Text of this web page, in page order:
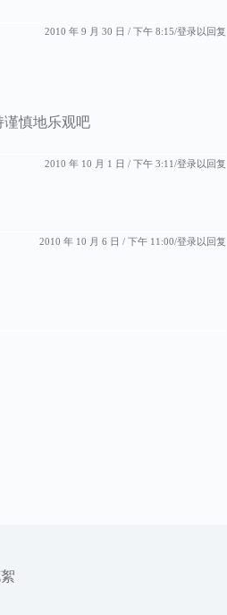
2010 年 9 月 30 日 / 下午 8:15 登录以回复
谨慎地乐观吧
2010 年 10 月 1 日 / 下午 3:11 登录以回复
2010 年 10 月 6 日 / 下午 11:00 登录以回复